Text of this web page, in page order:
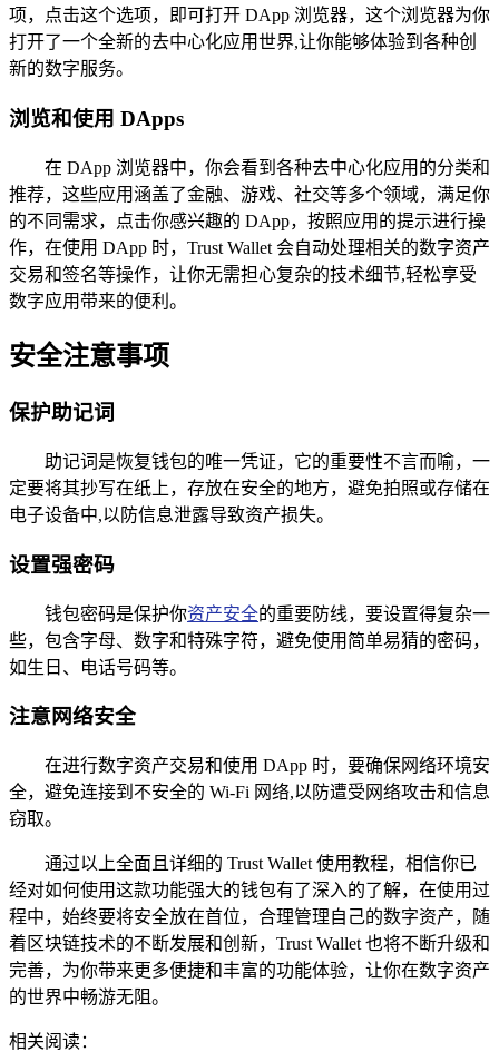
项，点击这个选项，即可打开 DApp 浏览器，这个浏览器为你
打开了一个全新的去中心化应用世界,让你能够体验到各种创
新的数字服务。
浏览和使用 DApps
在 DApp 浏览器中，你会看到各种去中心化应用的分类和
推荐，这些应用涵盖了金融、游戏、社交等多个领域，满足你
的不同需求，点击你感兴趣的 DApp，按照应用的提示进行操
作，在使用 DApp 时，Trust Wallet 会自动处理相关的数字资产
交易和签名等操作，让你无需担心复杂的技术细节,轻松享受
数字应用带来的便利。
安全注意事项
保护助记词
助记词是恢复钱包的唯一凭证，它的重要性不言而喻，一
定要将其抄写在纸上，存放在安全的地方，避免拍照或存储在
电子设备中,以防信息泄露导致资产损失。
设置强密码
钱包密码是保护你资产安全的重要防线，要设置得复杂一
些，包含字母、数字和特殊字符，避免使用简单易猜的密码，
如生日、电话号码等。
注意网络安全
在进行数字资产交易和使用 DApp 时，要确保网络环境安
全，避免连接到不安全的 Wi-Fi 网络,以防遭受网络攻击和信息
窃取。
通过以上全面且详细的 Trust Wallet 使用教程，相信你已
经对如何使用这款功能强大的钱包有了深入的了解，在使用过
程中，始终要将安全放在首位，合理管理自己的数字资产，随
着区块链技术的不断发展和创新，Trust Wallet 也将不断升级和
完善，为你带来更多便捷和丰富的功能体验，让你在数字资产
的世界中畅游无阻。
相关阅读：